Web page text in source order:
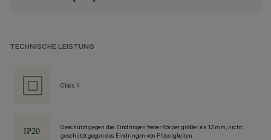
TECHNISCHE LEISTUNG
Class II
Geschützt gegen das Eindringen fester Körper größer als 12 mm, nicht
geschützt gegen das Eindringen von Flüssigkeiten.